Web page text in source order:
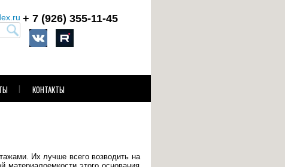
+ 7 (926) 355-11-45
КОНТАКТЫ
Их лучше всего возводить на